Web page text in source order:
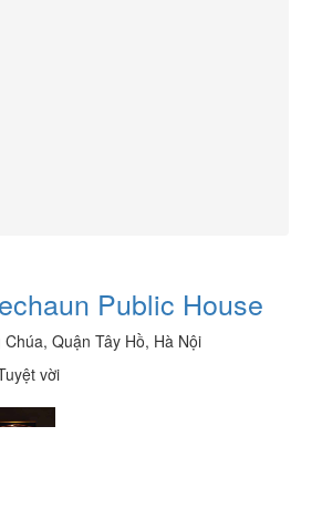
Public House
Quận Tây Hồ, Hà Nội
vời